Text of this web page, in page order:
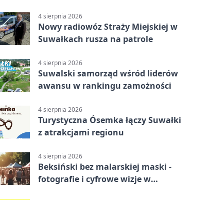
4 sierpnia 2026
Nowy radiowóz Straży Miejskiej w
Suwałkach rusza na patrole
4 sierpnia 2026
Suwalski samorząd wśród liderów
awansu w rankingu zamożności
4 sierpnia 2026
Turystyczna Ósemka łączy Suwałki
z atrakcjami regionu
4 sierpnia 2026
Beksiński bez malarskiej maski -
fotografie i cyfrowe wizje w